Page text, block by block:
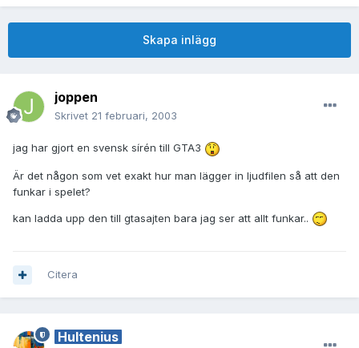
Skapa inlägg
joppen
Skrivet 21 februari, 2003
jag har gjort en svensk sírén till GTA3
Är det någon som vet exakt hur man lägger in ljudfilen så att den
funkar i spelet?
kan ladda upp den till gtasajten bara jag ser att allt funkar..
Citera
Hultenius